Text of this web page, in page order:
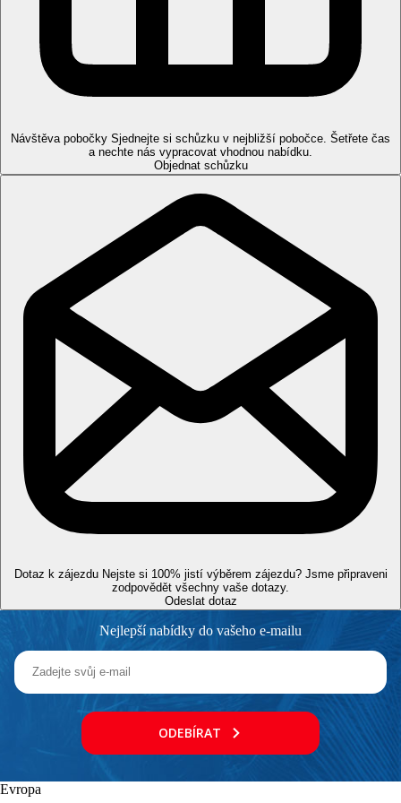
blízkosti hotelu), vodní sporty na pláži, půjčovna kol.
Děti
http://www.avligabeach.com
Wellness
Za poplatek:sauna, masáže, vířivka, kosmetický salón.
Internet
Zdarma:WiFi v hotelu.
Oficiální kategorie
3 hvězdičky
Rozsah a kvalita výše uvedených služeb a aktivit může být
ovlivněna zavedením případných hygienických či
protiepidemických opatření v dané destinaci.
Další příletová letiště
Letiště Varna je vzdáleno 100 km od hotelu.
Vzdálenost k pláži
Centrum města
30 km
Vzdálenost od nejbližšího letiště
Slunečníky na pláži za poplatek
Návštěva pobočky Sjednejte si schůzku v nejbližší pobočce. Šetřete čas
a nechte nás vypracovat vhodnou nabídku.
Objednat schůzku
Dotaz k zájezdu Nejste si 100% jistí výběrem zájezdu? Jsme připraveni
zodpovědět všechny vaše dotazy.
Odeslat dotaz
Nejlepší nabídky do vašeho e-mailu
ODEBÍRAT
Evropa